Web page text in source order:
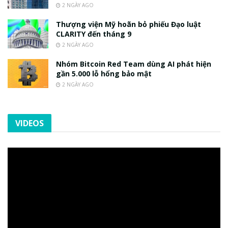
2 NGÀY AGO
Thượng viện Mỹ hoãn bỏ phiếu Đạo luật
CLARITY đến tháng 9
2 NGÀY AGO
Nhóm Bitcoin Red Team dùng AI phát hiện
gần 5.000 lỗ hổng bảo mật
2 NGÀY AGO
VIDEOS